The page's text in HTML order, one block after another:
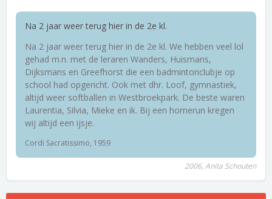
Na 2 jaar weer terug hier in de 2e kl.
Na 2 jaar weer terug hier in de 2e kl. We hebben veel lol
gehad m.n. met de leraren Wanders, Huismans,
Dijksmans en Greefhorst die een badmintonclubje op
school had opgericht. Ook met dhr. Loof, gymnastiek,
altijd weer softballen in Westbroekpark. De beste waren
Laurentia, Silvia, Mieke en ik. Bij een homerun kregen
wij altijd een ijsje.
Cordi Sacratissimo, 1959
2006, Anita Schouten